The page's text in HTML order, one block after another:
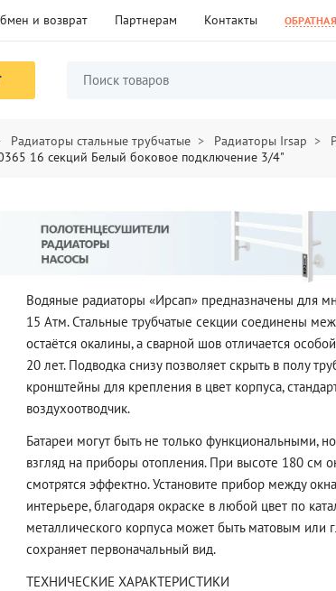
и возврат Партнерам Контакты
Радиаторы стальные трубчатые Радиаторы Irsap
16 секций Белый боковое подключение 3/4"
Водяные радиаторы «Ирсап» предназначены для
15 Атм. Стальные трубчатые секции соединены
остаётся окалины, а сварной шов отличается
20 лет. Подводка снизу позволяет скрыть в полу
кронштейны для крепления в цвет корпуса,
воздухоотводчик.
Батареи могут быть не только функциональными,
взгляд на приборы отопления. При высоте 180 см
смотрятся эффектно. Установите прибор между
интерьере, благодаря окраске в любой цвет по
металлического корпуса может быть матовым или
сохраняет первоначальный вид.
ТЕХНИЧЕСКИЕ ХАРАКТЕРИСТИКИ